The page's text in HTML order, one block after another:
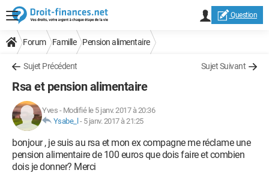
Question
Forum Famille Pension alimentaire
Sujet Précédent Sujet Suivant
Rsa et pension alimentaire
Yves - Modifié le 5 janv. 2017 à 20:36
Ysabe_l
- 5 janv. 2017 à 21:25
bonjour , je suis au rsa et mon ex compagne me réclame une
pension alimentaire de 100 euros que dois faire et combien
dois je donner? Merci